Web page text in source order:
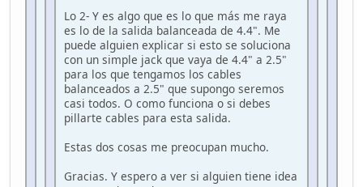
Lo 2- Y es algo que es lo que más me raya
es lo de la salida balanceada de 4.4". Me
puede alguien explicar si esto se soluciona
con un simple jack que vaya de 4.4" a 2.5"
para los que tengamos los cables
balanceados a 2.5" que supongo seremos
casi todos. O como funciona o si debes
pillarte cables para esta salida.
Estas dos cosas me preocupan mucho.
Gracias. Y espero a ver si alguien tiene idea